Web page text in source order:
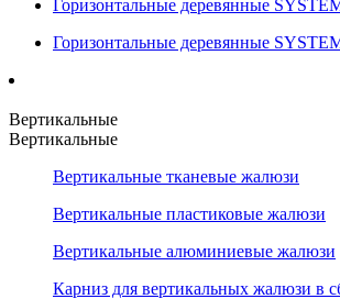
Горизонтальные деревянные
Горизонтальные деревянные
Вертикальные
Вертикальные
Вертикальные тканевые жалюзи
Вертикальные пластиковые жалюзи
Вертикальные алюминиевые жалюзи
Карниз для вертикальных жалюзи в